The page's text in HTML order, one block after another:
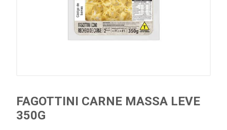
FAGOTTINI CARNE MASSA LEVE
350G